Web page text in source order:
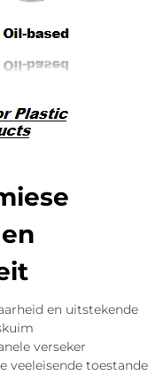
en uitstekende
verseker
veeleisende toestande